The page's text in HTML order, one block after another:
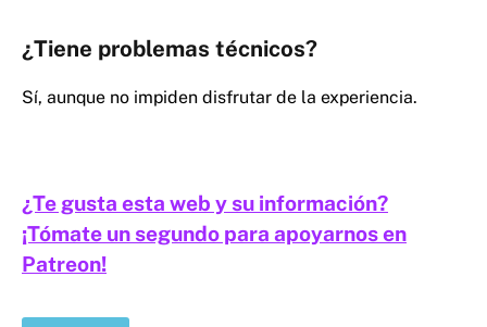
¿Tiene problemas técnicos?
Sí, aunque no impiden disfrutar de la experiencia.
¿Te gusta esta web y su información?
¡Tómate un segundo para apoyarnos en
Patreon!